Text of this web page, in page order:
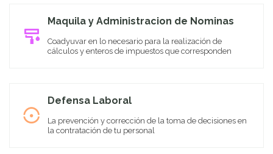
Maquila y Administracion de Nominas
Coadyuvar en lo necesario para la realización de
cálculos y enteros de impuestos que corresponden
Defensa Laboral
La prevención y corrección de la toma de decisiones en
la contratación de tu personal